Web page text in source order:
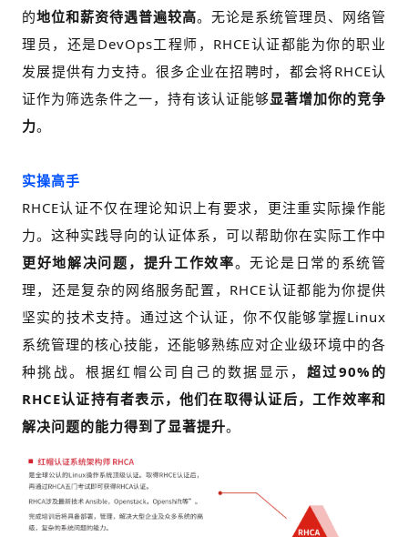
的地位和薪资待遇普遍较高。 无论是系统管理员、网络管
理员，还是DevOps工程师，RHCE认证都能为你的职业
发展提供有力支持。 很多企业在招聘时，都会将RHCE认
证作为筛选条件之一，持有该认证能够显著增加你的竞争
力。
实操高手
RHCE认证不仅在理论知识上有要求，更注重实际操作能
力。 这种实践导向的认证体系，可以帮助你在实际工作中
更好地解决问题，提升工作效率。无论是日常的系统管
理，还是复杂的网络服务配置，RHCE认证都能为你提供
坚实的技术支持。 通过这个认证，你不仅能够掌握Linux
系统管理的核心技能，还能够熟练应对企业级环境中的各
种挑战。 根据红帽公司自己的数据显示， 超过90%的
RHCE认证持有者表示，他们在取得认证后，工作效率和
解决问题的能力得到了显著提升。